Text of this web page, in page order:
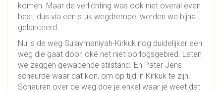
komen. Maar de verlichting was ook niet overal even
best, dus via een stuk wegdrempel werden we bijna
gelanceerd.
Nu is de weg Sulaymaniyah-Kirkuk nog duidelijker een
weg die gaat door, oké net niet oorlogsgebied. Laten
we zeggen gewapende stilstand. En Pater Jens
scheurde waar dat kon, om op tijd in Kirkuk te zijn.
Scheuren over de weg doe je enkel waar je weet dat